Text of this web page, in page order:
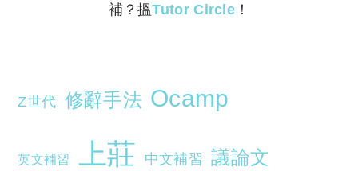
補？搵Tutor Circle ！
Z世代 修辭手法 Ocamp
英文補習 上莊 中文補習 議論文